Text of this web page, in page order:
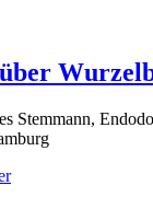
Stemmann,